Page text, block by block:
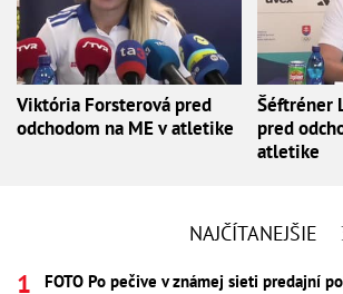
Viktória Forsterová pred
odchodom na ME v atletike
Šéftréner
pred
atletike
NAJČÍTANEJŠIE
FOTO Po pečive v známej sieti predajní